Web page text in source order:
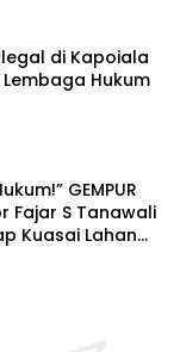
di Kapoiala
Hukum
GEMPUR
Fajar S Tanawali
Kuasai Lahan